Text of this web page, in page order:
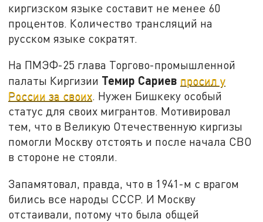
киргизском языке составит не менее 60
процентов. Количество трансляций на
русском языке сократят.
На ПМЭФ-25 глава Торгово-промышленной
палаты Киргизии Темир Сариев просил у
России за своих. Нужен Бишкеку особый
статус для своих мигрантов. Мотивировал
тем, что в Великую Отечественную киргизы
помогли Москву отстоять и после начала СВО
в стороне не стояли.
Запамятовал, правда, что в 1941-м с врагом
бились все народы СССР. И Москву
отстаивали, потому что была общей